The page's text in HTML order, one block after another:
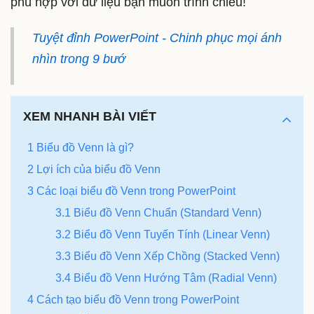
Tuyệt đỉnh PowerPoint - Chinh phục mọi ánh
nhìn trong 9 bướ
XEM NHANH BÀI VIẾT
1 Biểu đồ Venn là gì?
2 Lợi ích của biểu đồ Venn
3 Các loại biểu đồ Venn trong PowerPoint
3.1 Biểu đồ Venn Chuẩn (Standard Venn)
3.2 Biểu đồ Venn Tuyến Tính (Linear Venn)
3.3 Biểu đồ Venn Xếp Chồng (Stacked Venn)
3.4 Biểu đồ Venn Hướng Tâm (Radial Venn)
4 Cách tạo biểu đồ Venn trong PowerPoint